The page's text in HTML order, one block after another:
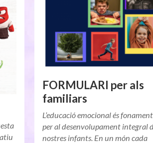
FORMULARI per als
familiars
L’educació emocional és
per al desenvolupament integral
nostres infants. En un món cada